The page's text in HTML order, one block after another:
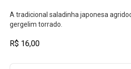
A tradicional saladinha japonesa
gergelim torrado.
R$ 16,00